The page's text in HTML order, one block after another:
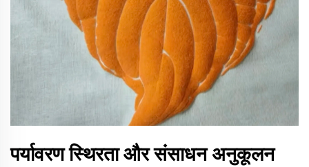
पर्यावरण स्थिरता और संसाधन अनुकूलन